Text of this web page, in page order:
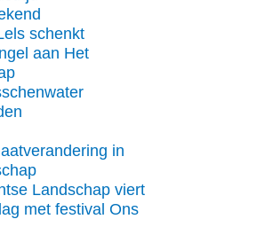
schenkt
aan Het
in
Landschap viert
met festival Ons